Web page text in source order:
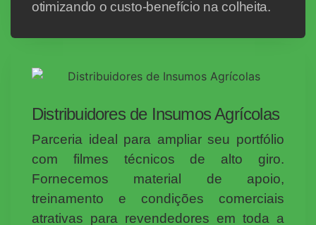
otimizando o custo-benefício na colheita.
Distribuidores de Insumos Agrícolas
Parceria ideal para ampliar seu portfólio
com filmes técnicos de alto giro.
Fornecemos material de apoio,
treinamento e condições comerciais
atrativas para revendedores em toda a